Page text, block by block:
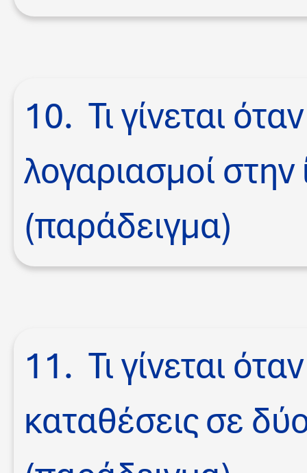
10. Τι γίνεται
λογαριασμοί στην
(παράδειγμα)
11. Τι γίνεται
καταθέσεις σε